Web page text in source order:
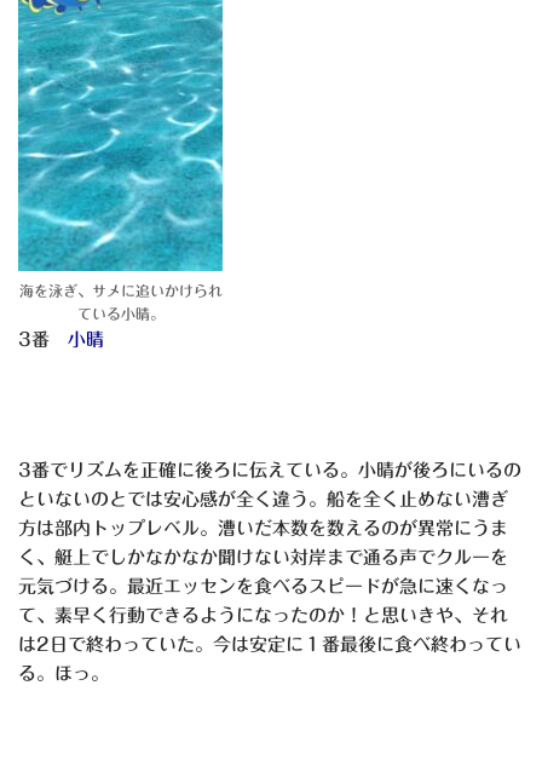
海を泳ぎ、サメに追いかけられ
ている小晴。
3番 小晴
3番でリズムを正確に後ろに伝えている。小晴が後ろにいるの
といないのとでは安心感が全く違う。船を全く止めない漕ぎ
方は部内トップレベル。漕いだ本数を数えるのが異常にうま
く、艇上でしかなかなか聞けない対岸まで通る声でクルーを
元気づける。最近エッセンを食べるスピードが急に速くなっ
て、素早く行動できるようになったのか！と思いきや、それ
は2日で終わっていた。今は安定に１番最後に食べ終わってい
る。ほっ。